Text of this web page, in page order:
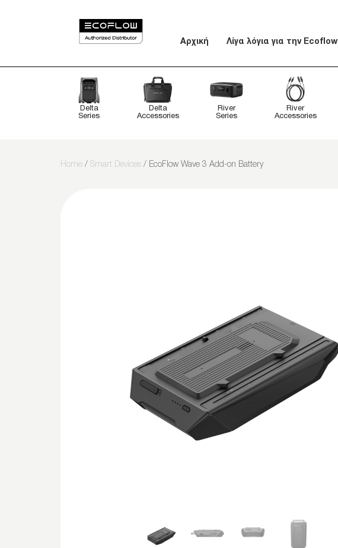
Αρχική Λίγα λόγια για την Ecoflow
Delta
Series
Delta
Accessories
River
Series
River
Accessories
Home / Smart Devices / EcoFlow Wave 3 Add-on Battery